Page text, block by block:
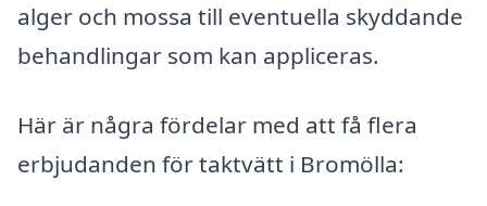
alger och mossa till eventuella skyddande
behandlingar som kan appliceras.
Här är några fördelar med att få flera
erbjudanden för taktvätt i Bromölla: